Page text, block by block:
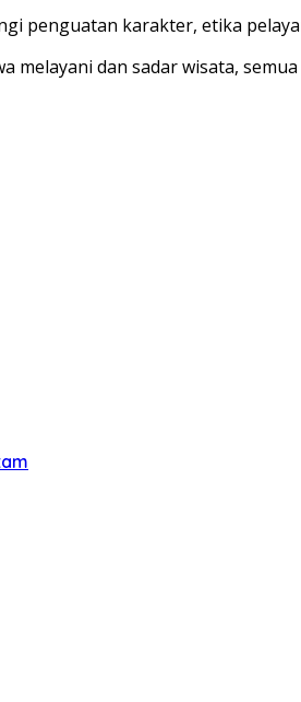
penguatan karakter, etika
dan sadar wisata,